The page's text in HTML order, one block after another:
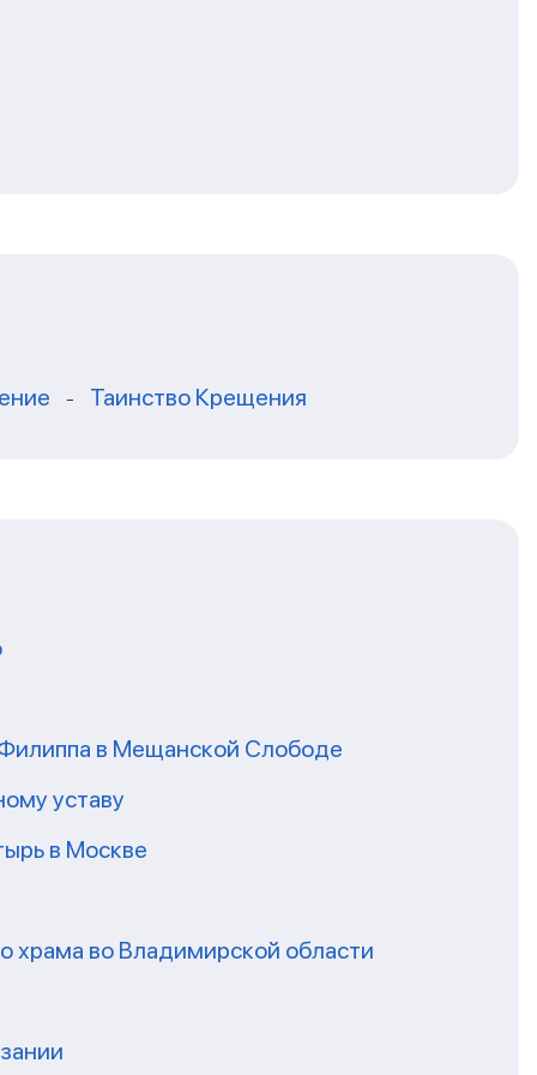
- Таинство Крещения
в Мещанской Слободе
уставу
в Москве
храма во Владимирской области